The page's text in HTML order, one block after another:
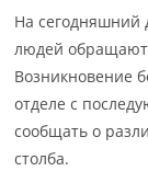
На сегодняшний
людей
Возникновение
отделе с
сообщать о
столба.